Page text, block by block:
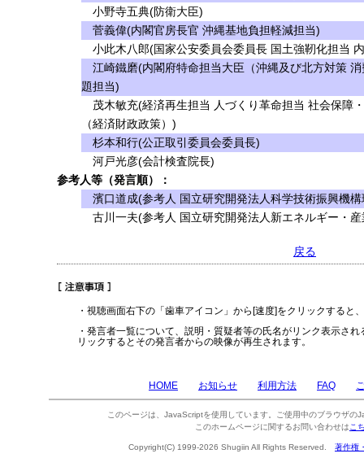
小野寺五典(防衛大臣)
菅義偉(内閣官房長官 沖縄基地負担軽減担当)
小此木八郎(国家公安委員会委員長 国土強靭化担当
江崎鐵磨(内閣府特命担当大臣（沖縄及び北方対策
題担当)
茂木敏充(経済再生担当 人づくり革命担当 社会保障
（経済財政政策）)
杉本和行(公正取引委員会委員長)
河戸光彦(会計検査院長)
参考人等（発言順）：
濱口道成(参考人 国立研究開発法人科学技術振興機構
古川一夫(参考人 国立研究開発法人新エネルギー・
戻る
・視聴画面右下の「歯車アイコン」から[速度]をクリックすると
・発言者一覧について、説明・質疑者等の氏名がリンク表示さ
リックするとその発言者からの映像が再生されます。
HOME お知らせ 利用方法 FAQ
このページは、JavaScriptを使用しています。ご使用中のブラウザの
このホームページに関するお問い合わせは こ
Copyright(C) 1999-2026 Shugiin All Rights Reserved. 著作権